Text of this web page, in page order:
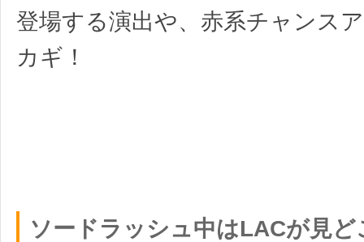
登場する演出や、赤系チャンス
カギ！
ソードラッシュ中はLACが見ど